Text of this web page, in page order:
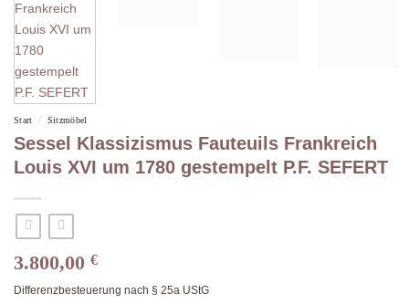
Start / Sitzmöbel
Sessel Klassizismus Fauteuils Frankreich
Louis XVI um 1780 gestempelt P.F. SEFERT
3.800,00 €
Differenzbesteuerung nach § 25a UStG